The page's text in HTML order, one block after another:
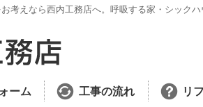
考えなら西内工務店へ。呼吸する家・シック
ーム 工事の流れ リ